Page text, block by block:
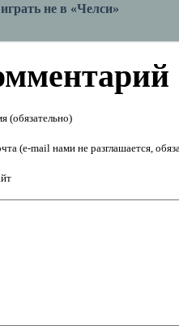
не в «Челси»
(обязательно)
(e-mail нами не разглашается,